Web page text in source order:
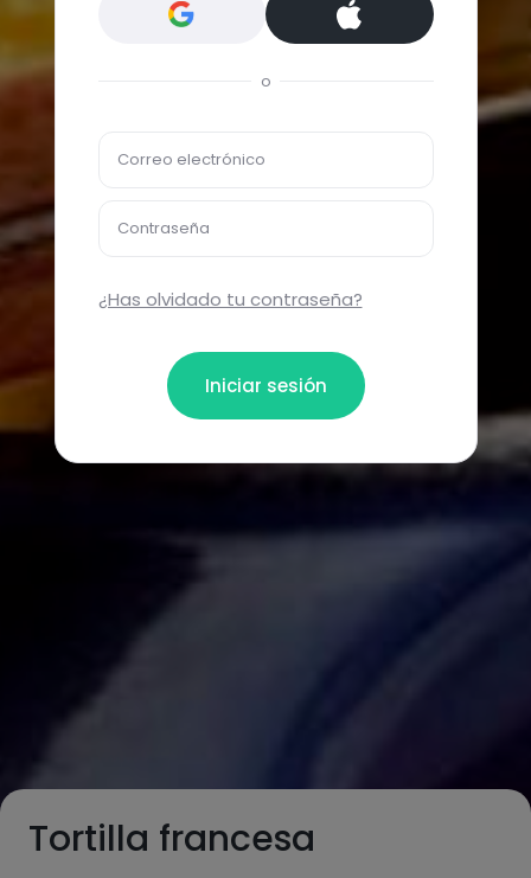
Tortilla francesa
o
Correo electrónico
Contraseña
¿Has olvidado tu contraseña?
Iniciar sesión